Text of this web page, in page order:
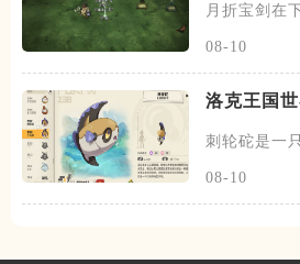
月折宝剑在
08-10
洛克王国
刺轮砣是一
08-10